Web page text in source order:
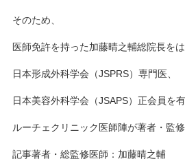
そのため、
医師免許を持った加藤晴之輔総院長をは
日本形成外科学会（JSPRS）専門医、
日本美容外科学会（JSAPS）正会員を
ルーチェクリニック医師陣が著者・監
記事著者・総監修医師：加藤晴之輔